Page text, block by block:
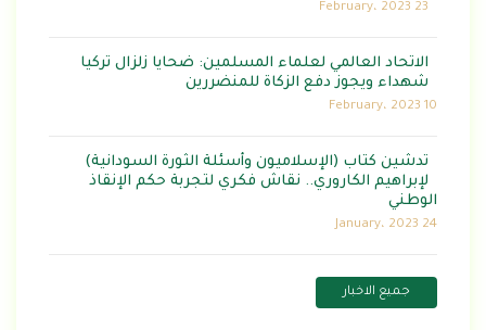
23 February، 2023
الاتحاد العالمي لعلماء المسلمين: ضحايا زلزال تركيا
شهداء ويجوز دفع الزكاة للمنضررين
10 February، 2023
تدشين كتاب (الإسلاميون وأسئلة الثورة السودانية)
لإبراهيم الكاروري.. نقاش فكري لتجربة حكم الإنقاذ
الوطني
24 January، 2023
جميع الاخبار